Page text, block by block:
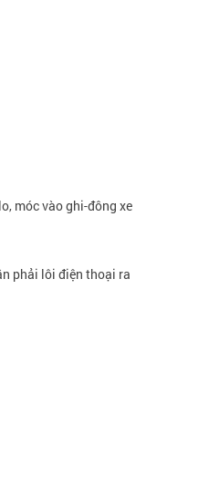
móc vào ghi-đông xe
phải lôi điện thoại ra